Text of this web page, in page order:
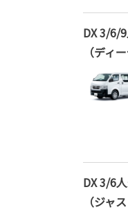
DX 3/6/
（ディ
DX 3/6
（ジャ